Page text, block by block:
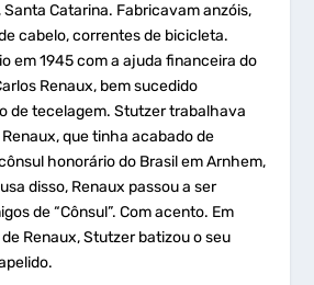
Catarina. Fabricavam anzóis,
cabelo, correntes de bicicleta.
em 1945 com a ajuda financeira do
Renaux, bem sucedido
de tecelagem. Stutzer trabalhava
que tinha acabado de
honorário do Brasil em Arnhem,
disso, Renaux passou a ser
de “Cônsul”. Com acento. Em
Renaux, Stutzer batizou o seu